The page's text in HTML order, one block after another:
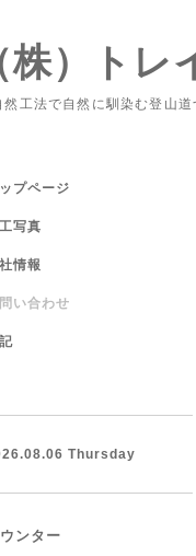
株）トレ
然工法で自然に馴染む登山
ップページ
写真
情報
い合わせ
Thursday
ンター